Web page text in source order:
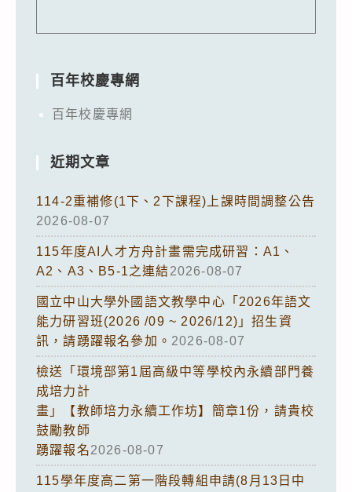
百年校慶專網
百年校慶專網
近期文章
114-2重補修(1下、2下課程)上課時間調整公告
2026-08-07
115年度AI人才方舟計畫需完成研習：A1、
A2、A3、B5-1之連結2026-08-07
國立中山大學外國語文教學中心「2026年語文
能力研習班(2026 /09 ~ 2026/12)」招生資
訊，請踴躍報名參加。 2026-08-07
檢送「環境部第1屆高級中等學校內永續部門養
成培力計
畫」【教師培力永續工作坊】簡章1份，請貴校
鼓勵教師
踴躍報名2026-08-07
115學年度高二第一階段轉組申請(8月13日中